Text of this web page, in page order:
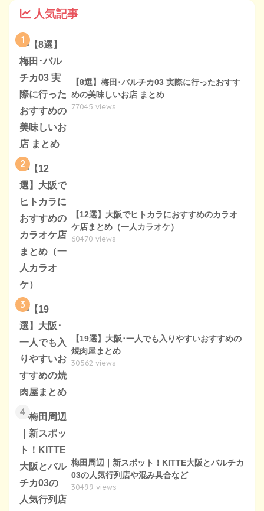
人気記事
1
【8選】梅田･バルチカ03 実際に行ったおすす
めの美味しいお店 まとめ
77045 views
2
【12選】大阪でヒトカラにおすすめのカラオ
ケ店まとめ（一人カラオケ）
60470 views
3
【19選】大阪･一人でも入りやすいおすすめの
焼肉屋まとめ
30562 views
4
梅田周辺｜新スポット！KITTE大阪とバルチカ
03の人気行列店や混み具合など
30499 views